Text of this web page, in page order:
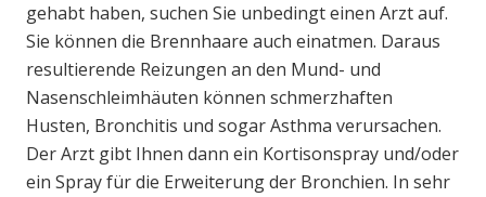
gehabt haben, suchen Sie unbedingt einen Arzt auf.
Sie können die Brennhaare auch einatmen. Daraus
resultierende Reizungen an den Mund- und
Nasenschleimhäuten können schmerzhaften
Husten, Bronchitis und sogar Asthma verursachen.
Der Arzt gibt Ihnen dann ein Kortisonspray und/oder
ein Spray für die Erweiterung der Bronchien. In sehr